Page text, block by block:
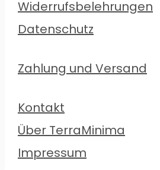
Widerrufsbelehrungen
Datenschutz
Zahlung und Versand
Kontakt
Über TerraMinima
Impressum